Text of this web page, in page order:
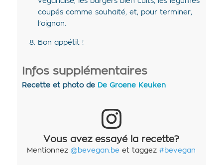
coupés comme souhaité, et, pour terminer,
l’oignon.
Bon appétit !
Infos supplémentaires
Recette et photo de De Groene Keuken
Vous avez essayé la recette?
Mentionnez@bevegan.be et taggez#bevegan